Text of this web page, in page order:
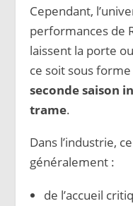
Cependant,
performances de
laissent la porte
ce soit sous forme
seconde saison
trame.
Dans l’industrie,
généralement :
de l’accueil